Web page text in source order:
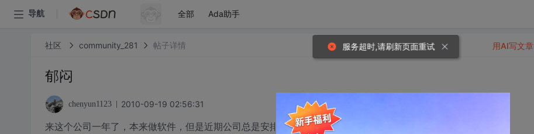
导航 全部 Ada助手
社区 community_281 帖子详情
郁闷
chenyun1123 2010-09-19 02:56:31
来这个公司一年了，本来做软件，但是近期公司总是安排测试(本人超级不喜欢测试)，是不是要放弃这份工作？
用AI写文章
服务超时,请刷新页面重试